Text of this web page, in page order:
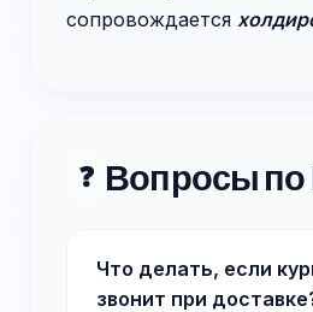
сопровождается
❓ Вопросы по
Что делать, если
звонит при